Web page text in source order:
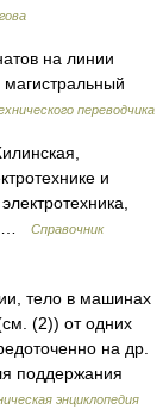
на линии
переводчика
и
…
Справочник
тело в машинах
(2)) от одних
на др.
поддержания
энциклопедия